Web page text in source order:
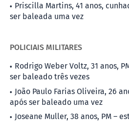
Priscilla Martins, 41 anos,
ser baleada uma vez
POLICIAIS MILITARES
Rodrigo Weber Voltz, 31 anos,
ser baleado três vezes
João Paulo Farias Oliveira, 26
após ser baleado uma vez
Joseane Muller, 38 anos, PM –